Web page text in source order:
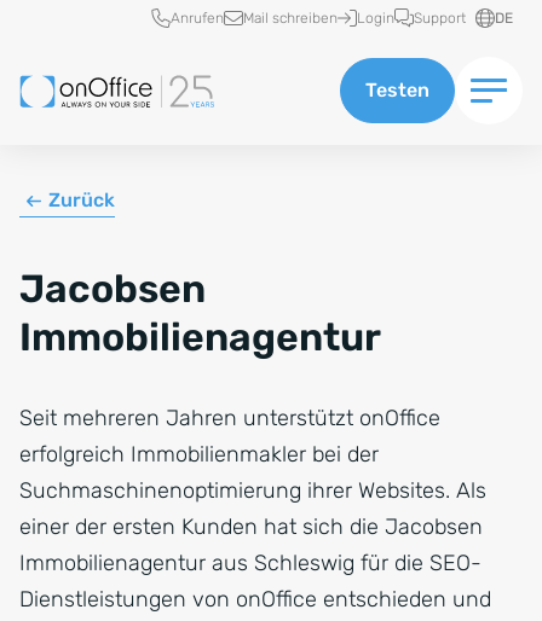
Schnellzugriff
Anrufen Mail schreiben Login Support DE
Testen
Zurück
Jacobsen
Immobilienagentur
Seit mehreren Jahren unterstützt onOffice
erfolgreich Immobilienmakler bei der
Suchmaschinenoptimierung ihrer Websites. Als
einer der ersten Kunden hat sich die Jacobsen
Immobilienagentur aus Schleswig für die SEO-
Dienstleistungen von onOffice entschieden und